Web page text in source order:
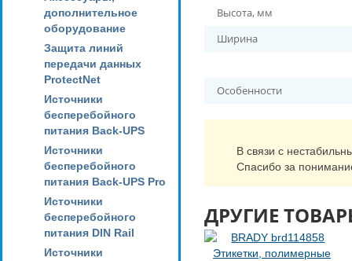
дополнительное
оборудование
Защита линий
передачи данных
ProtectNet
Источники
бесперебойного
питания Back-UPS
Источники
бесперебойного
питания Back-UPS Pro
Источники
бесперебойного
питания DIN Rail
Источники
Высота, мм
Ширина
Особенности
В связи с
Спасибо за
ДРУГИЕ